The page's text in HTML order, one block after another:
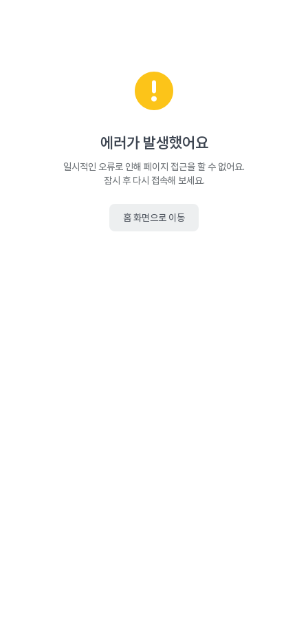
에러가 발생했어요
일시적인 오류로 인해 페이지 접근을 할 수 없어요.
잠시 후 다시 접속해 보세요.
홈 화면으로 이동